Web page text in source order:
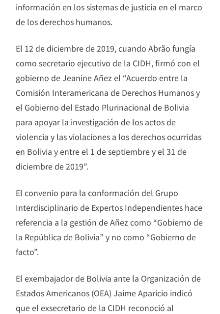
información en los sistemas de justicia en el marco
de los derechos humanos.
El 12 de diciembre de 2019, cuando Abrão fungía
como secretario ejecutivo de la CIDH, firmó con el
gobierno de Jeanine Añez el “Acuerdo entre la
Comisión Interamericana de Derechos Humanos y
el Gobierno del Estado Plurinacional de Bolivia
para apoyar la investigación de los actos de
violencia y las violaciones a los derechos ocurridas
en Bolivia y entre el 1 de septiembre y el 31 de
diciembre de 2019”.
El convenio para la conformación del Grupo
Interdisciplinario de Expertos Independientes hace
referencia a la gestión de Añez como “Gobierno de
la República de Bolivia” y no como “Gobierno de
facto”.
El exembajador de Bolivia ante la Organización de
Estados Americanos (OEA) Jaime Aparicio indicó
que el exsecretario de la CIDH reconoció al